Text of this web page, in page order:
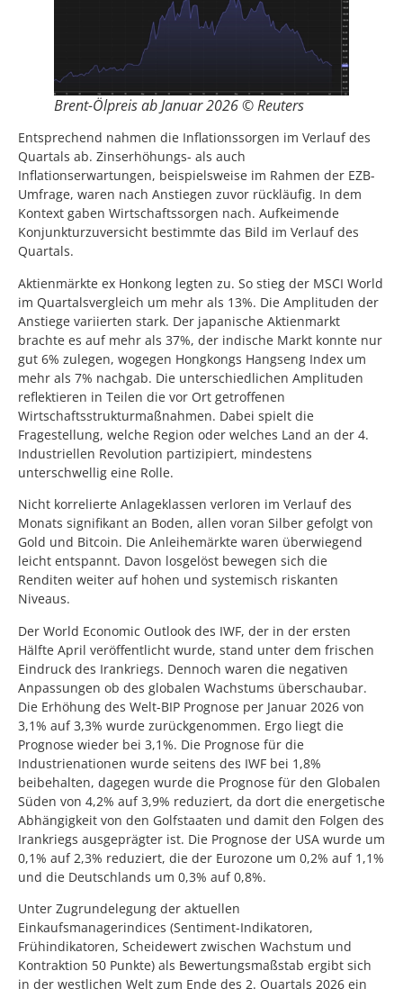
Brent-Ölpreis ab Januar 2026 © Reuters
Entsprechend nahmen die Inflationssorgen im Verlauf des
Quartals ab. Zinserhöhungs- als auch
Inflationserwartungen, beispielsweise im Rahmen der EZB-
Umfrage, waren nach Anstiegen zuvor rückläufig. In dem
Kontext gaben Wirtschaftssorgen nach. Aufkeimende
Konjunkturzuversicht bestimmte das Bild im Verlauf des
Quartals.
Aktienmärkte ex Honkong legten zu. So stieg der MSCI World
im Quartalsvergleich um mehr als 13%. Die Amplituden der
Anstiege variierten stark. Der japanische Aktienmarkt
brachte es auf mehr als 37%, der indische Markt konnte nur
gut 6% zulegen, wogegen Hongkongs Hangseng Index um
mehr als 7% nachgab. Die unterschiedlichen Amplituden
reflektieren in Teilen die vor Ort getroffenen
Wirtschaftsstrukturmaßnahmen. Dabei spielt die
Fragestellung, welche Region oder welches Land an der 4.
Industriellen Revolution partizipiert, mindestens
unterschwellig eine Rolle.
Nicht korrelierte Anlageklassen verloren im Verlauf des
Monats signifikant an Boden, allen voran Silber gefolgt von
Gold und Bitcoin. Die Anleihemärkte waren überwiegend
leicht entspannt. Davon losgelöst bewegen sich die
Renditen weiter auf hohen und systemisch riskanten
Niveaus.
Der World Economic Outlook des IWF, der in der ersten
Hälfte April veröffentlicht wurde, stand unter dem frischen
Eindruck des Irankriegs. Dennoch waren die negativen
Anpassungen ob des globalen Wachstums überschaubar.
Die Erhöhung des Welt-BIP Prognose per Januar 2026 von
3,1% auf 3,3% wurde zurückgenommen. Ergo liegt die
Prognose wieder bei 3,1%. Die Prognose für die
Industrienationen wurde seitens des IWF bei 1,8%
beibehalten, dagegen wurde die Prognose für den Globalen
Süden von 4,2% auf 3,9% reduziert, da dort die energetische
Abhängigkeit von den Golfstaaten und damit den Folgen des
Irankriegs ausgeprägter ist. Die Prognose der USA wurde um
0,1% auf 2,3% reduziert, die der Eurozone um 0,2% auf 1,1%
und die Deutschlands um 0,3% auf 0,8%.
Unter Zugrundelegung der aktuellen
Einkaufsmanagerindices (Sentiment-Indikatoren,
Frühindikatoren, Scheidewert zwischen Wachstum und
Kontraktion 50 Punkte) als Bewertungsmaßstab ergibt sich
in der westlichen Welt zum Ende des 2. Quartals 2026 ein